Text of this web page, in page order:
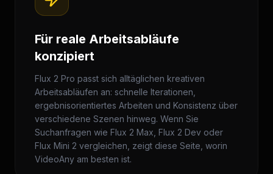
Für reale Arbeitsabläufe
konzipiert
Flux 2 Pro passt sich alltäglichen kreativen
Arbeitsabläufen an: schnelle Iterationen,
ergebnisorientiertes Arbeiten und Konsistenz über
verschiedene Szenen hinweg. Wenn Sie
Suchanfragen wie Flux 2 Max, Flux 2 Dev oder
Flux Mini 2 vergleichen, zeigt diese Seite, worin
VideoAny am besten ist.